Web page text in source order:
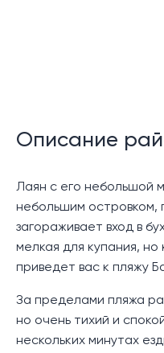
Описание
Лаян с его небольшой
небольшим островком,
загораживает вход в
мелкая для купания, но
приведет вас к пляжу
За пределами пляжа
но очень тихий и
нескольких минутах